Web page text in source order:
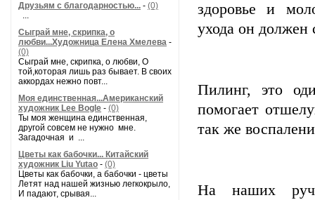
Друзьям с благодарностью... - (0)
...
Сыграй мне, скрипка, о
любви...Художница Елена Хмелева -
(0)
Сыграй мне, скрипка, о любви, О
той,которая лишь раз бывает. В своих
аккордах нежно повт...
Моя единственная...Американский
художник Lee Bogle - (0)
Ты моя женщина единственная,
другой совсем не нужно мне.
Загадочная и ...
Цветы как бабочки... Китайский
художник Liu Yutao - (0)
Цветы как бабочки, а бабочки - цветы
Летят над нашей жизнью легкокрыло,
И падают, срывая...
здоровье и
ухода он должен
Пилинг, это
помогает
так же
На наших